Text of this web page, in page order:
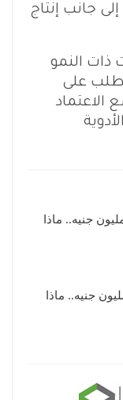
جانب إنتاج
ذات النمو
على
الاعتماد
فارما تضاعف رأسمالها إلى 240 مليون جنيه.. ماذا
كابيتال تقفز بأرباحها إلى 21.34 مليون جنيه.. ماذا